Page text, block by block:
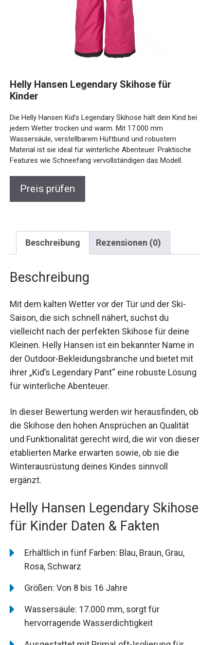
Helly Hansen Legendary Skihose für
Kinder
Die Helly Hansen Kid’s Legendary Skihose hält dein Kind bei
jedem Wetter trocken und warm. Mit 17.000 mm
Wassersäule, verstellbarem Hüftbund und robustem
Material ist sie ideal für winterliche Abenteuer. Praktische
Features wie Schneefang vervollständigen das Modell.
Preis prüfen
Beschreibung Rezensionen (0)
Beschreibung
Mit dem kalten Wetter vor der Tür und der Ski-
Saison, die sich schnell nähert, suchst du
vielleicht nach der perfekten Skihose für deine
Kleinen. Helly Hansen ist ein bekannter Name in
der Outdoor-Bekleidungsbranche und bietet mit
ihrer „Kid’s Legendary Pant“ eine robuste Lösung
für winterliche Abenteuer.
In dieser Bewertung werden wir herausfinden, ob
die Skihose den hohen Ansprüchen an Qualität
und Funktionalität gerecht wird, die wir von dieser
etablierten Marke erwarten sowie, ob sie die
Winterausrüstung deines Kindes sinnvoll
ergänzt.
Helly Hansen Legendary Skihose
für Kinder Daten & Fakten
Erhältlich in fünf Farben: Blau, Braun, Grau,
Rosa, Schwarz
Größen: Von 8 bis 16 Jahre
Wassersäule: 17.000 mm, sorgt für
hervorragende Wasserdichtigkeit